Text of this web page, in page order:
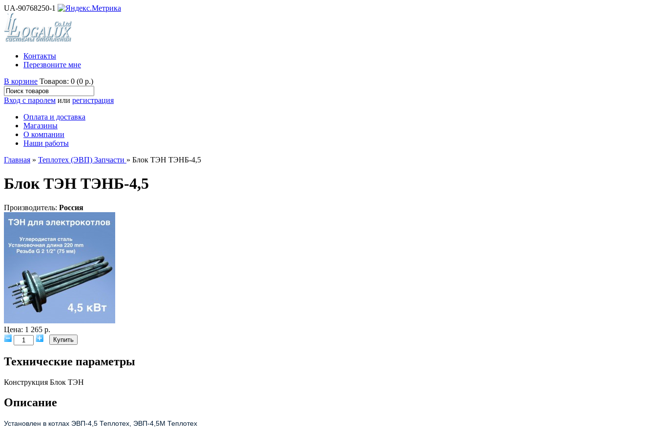
UA-90768250-1
Контакты
Перезвоните мне
В корзине Товаров: 0 (0 р.)
Вход с паролем или регистрация
Оплата и доставка
Магазины
О компании
Наши работы
Главная » Теплотех (ЭВП) Запчасти » Блок ТЭН ТЭНБ-4,5
Блок ТЭН ТЭНБ-4,5
Производитель: Россия
Цена: 1 265 р.
Технические параметры
Конструкция Блок ТЭН
Описание
Установлен в котлах ЭВП-4,5 Теплотех, ЭВП-4,5М Теплотех